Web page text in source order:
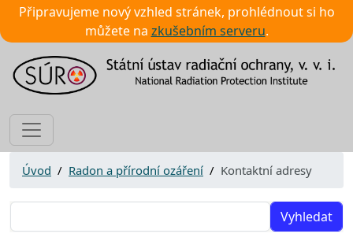
Připravujeme nový vzhled stránek, prohlédnout si ho
můžete na zkušebním serveru.
Úvod Radon a přírodní ozáření Kontaktní adresy
Vyhledat